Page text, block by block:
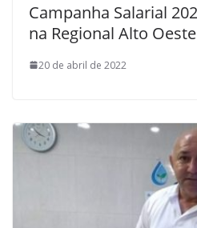
Campanha Salarial
na Regional Alto
20 de abril de 2022